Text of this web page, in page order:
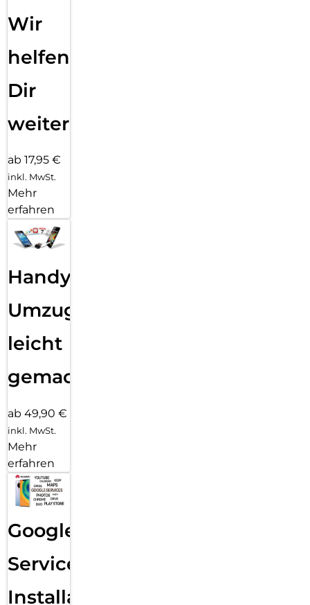
Wir
helfen
Dir
weiter
ab 17,95 €
inkl. MwSt.
Mehr
erfahren
Handy
Umzug
leicht
gemacht!
ab 49,90 €
inkl. MwSt.
Mehr
erfahren
Google
Services
Installation